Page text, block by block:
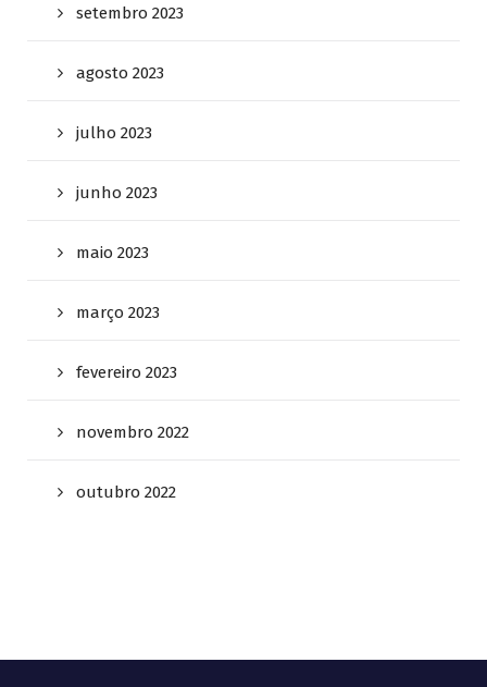
setembro 2023
agosto 2023
julho 2023
junho 2023
maio 2023
março 2023
fevereiro 2023
novembro 2022
outubro 2022